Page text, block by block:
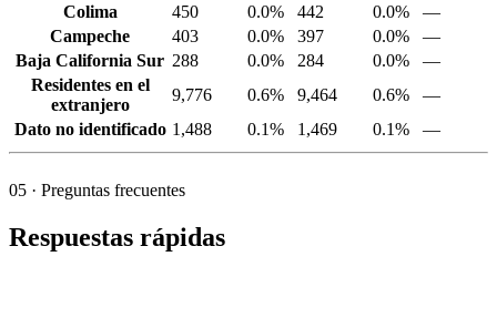
Colima
450 0.0% 442 0.0%
—
Campeche
403 0.0% 397 0.0%
—
Baja California Sur 288 0.0% 284 0.0%
—
Residentes en el
extranjero
9,776 0.6% 9,464 0.6%
—
Dato no identificado 1,488 0.1% 1,469 0.1% —
05 · Preguntas frecuentes
Respuestas rápidas